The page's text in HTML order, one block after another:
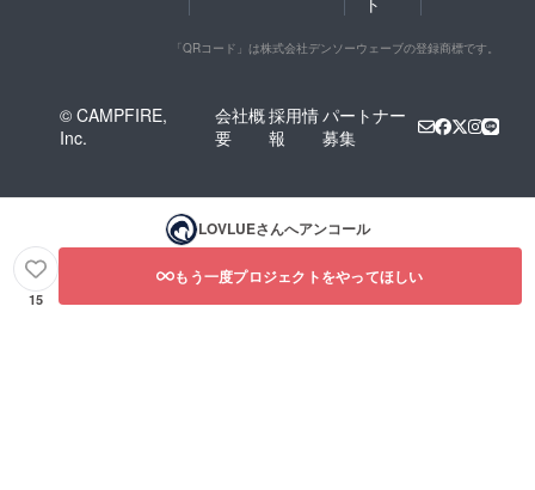
「QRコード」は株式会社デンソーウェーブの登録商標です。
© CAMPFIRE,
Inc.
会社概
要
採用情
報
パートナー
募集
LOVLUEさんへアンコール
15
もう一度プロジェクトをやってほしい